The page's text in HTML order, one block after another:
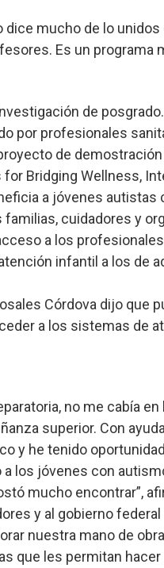
dice mucho de lo
Es un programa
de posgrado.
por profesionales
de
Bridging Wellness,
a jóvenes
cuidadores y
a los
infantil a los de
Córdova dijo que
a los sistemas de
no me cabía
superior. Con
y he tenido
los jóvenes con
mucho encontrar”,
y al gobierno
nuestra mano de
que les permitan